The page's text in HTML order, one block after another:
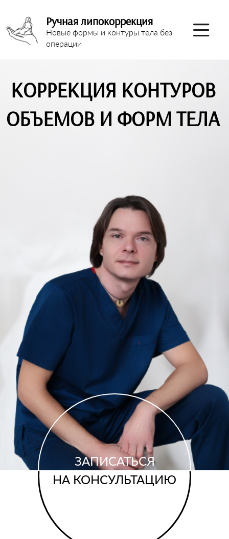
Ручная липокоррекция
Новые формы и контуры тела без
операции
КОРРЕКЦИЯ КОНТУРОВ
ОБЪЕМОВ И ФОРМ ТЕЛА
ЗАПИСАТЬСЯ
НА КОНСУЛЬТАЦИЮ